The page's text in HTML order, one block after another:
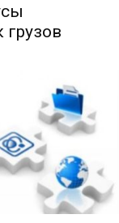
грузов